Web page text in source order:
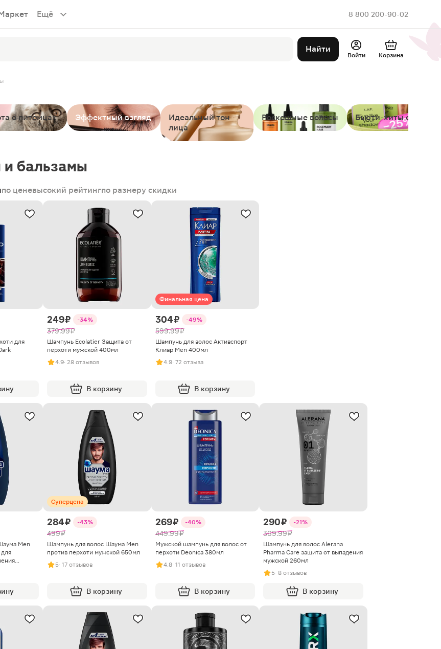
Ещё 8 800 200-90-02
Найти
Войти Корзина
о питомцах Эффектный взгляд
Идеальный тон
лица
Роскошные волосы Бьюти-хиты от LAF
бальзамы
по ценевысокий рейтингпо размеру скидки
для
249 ₽ -34%
379.99 ₽
Шампунь Ecolatier Защита от
перхоти мужской 400мл
4.9· 28 отзывов
В корзину
Финальная цена
304 ₽ -49%
599.99 ₽
Шампунь для волос Активспорт
Клиар Men 400мл
4.9· 72 отзыва
В корзину
Men
Суперцена
284 ₽ -43%
499 ₽
Шампунь для волос Шаума Men
против перхоти мужской 650мл
5· 17 отзывов
В корзину
269 ₽ -40%
449.99 ₽
Мужской шампунь для волос от
перхоти Deonica 380мл
4.8· 11 отзывов
В корзину
290 ₽ -21%
369.99 ₽
Шампунь для волос Alerana
Pharma Care защита от выпадения
мужской 260мл
5· 8 отзывов
В корзину